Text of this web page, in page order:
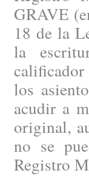
GRAVE
18 de la
la
los
acudir a
original,
no se
Registro